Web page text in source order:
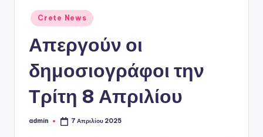
Αναρτήθηκε
σε
Crete News
Απεργούν οι
δημοσιογράφοι την
Τρίτη 8 Απριλίου
Συγγραφέας:
admin 7 Απριλίου 2025